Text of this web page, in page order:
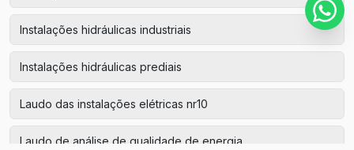
Instalações hidráulicas industriais
Instalações hidráulicas prediais
Laudo das instalações elétricas nr10
Laudo de análise de qualidade de energia